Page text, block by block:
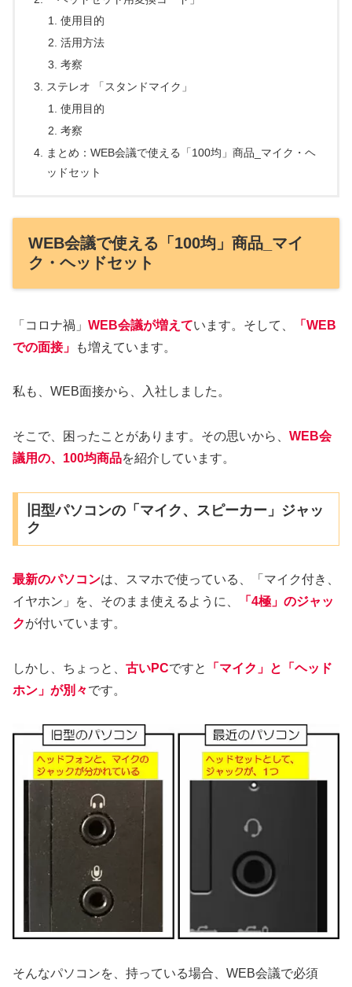
使用目的
活用方法
考察
ステレオ 「スタンドマイク」
使用目的
考察
まとめ：WEB会議で使える「100均」商品_マイク・ヘ
ッドセット
WEB会議で使える「100均」商品_マイ
ク・ヘッドセット
「コロナ禍」 WEB会議が増えています。そして、
「WEB
での面接」
も増えています。
私も、WEB面接から、入社しました。
そこで、困ったことがあります。その思いから、 WEB会
議用の、100均商品を紹介しています。
旧型パソコンの「マイク、スピーカー」ジャッ
ク
最新のパソコンは、スマホで使っている、「マイク付き、
イヤホン」を、そのまま使えるように、
「4極」のジャッ
クが付いています。
しかし、ちょっと、 古いPCですと
「マイク」と「ヘッド
ホン」が別々です。
そんなパソコンを、持っている場合、WEB会議で必須